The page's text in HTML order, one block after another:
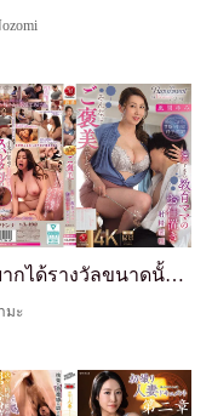
คุณอยากได้รางวัลขนาดนั้นเลยเหรอ? การควบคุมการหลั่งน้ำอสุจิจากการลงโทษของแม่ที่เข้มงวดเกินไป
มะ